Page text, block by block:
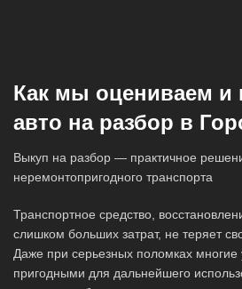
Как мы оцениваем и
авто на разбор в
Выкуп на разбор — практичное
неремонтопригодного транспорта
Транспортное средство,
слишком больших затрат, не теряет
Даже при серьезных поломках многие
пригодными для дальнейшего